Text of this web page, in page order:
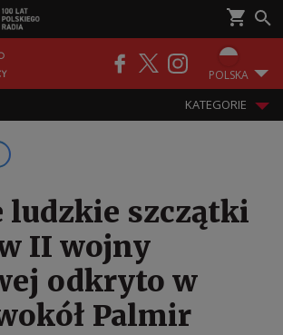
POLSKA
KATEGORIE
ludzkie szczątki
II wojny
odkryto w
Palmir